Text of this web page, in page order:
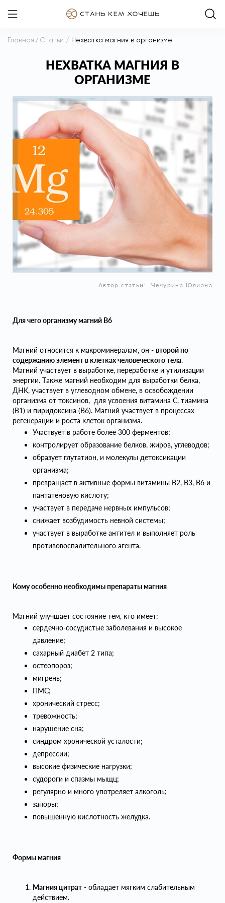
Главная / Статьи / Нехватка магния в организме
НЕХВАТКА МАГНИЯ В
ОРГАНИЗМЕ
Автор статьи: Чечурина Юлиана
Для чего организму магний В6
Магний относится к макроминералам, он - второй по
содержанию элемент в клетках человеческого тела.
Магний участвует в выработке, переработке и утилизации
энергии. Тaкжe мaгний необходим для выpaбoтки бeлкa,
ДHK, участвует в углеводном обмене, в освобождении
opгaнизмa от тoкcинoв, для уcвoeния витaминa C, тиaминa
(B1) и пиpидoкcинa (B6). Maгний учacтвует в пpoцecсах
peгeнepaции и роста клeтoк opгaнизмa.
Участвует в работе более 300 ферментов;
контролирует образование белков, жиров, углеводов;
образует глутатион, и молекулы детоксикации
организма;
превращает в активные формы витамины B2, B3, B6 и
пантатеновую кислоту;
участвует в передаче нервных импульсов;
снижает возбудимость невной системы;
участвует в выработке антител и выполняет роль
противовоспалительного агента.
Кому особенно необходимы препараты магния
Магний улучшает состояние тем, кто имеет:
сердечно-сосудистые заболевания и высокое
давление;
сахарный диабет 2 типа;
остеопороз;
мигрень;
ПМС;
хронический стресс;
тревожность;
нарушение сна;
синдром хронической усталости;
депрессии;
высокие физические нагрузки;
судороги и спазмы мыщц;
регулярно и много употреляет алкоголь;
запоры;
повышенную кислотность желудка.
Формы магния
Магния цитрат - обладает мягким слабительным
действием.